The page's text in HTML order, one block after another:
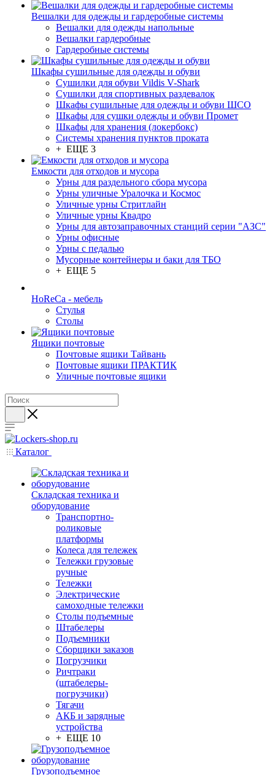
Вешалки для одежды и гардеробные системы
Вешалки для одежды напольные
Вешалки гардеробные
Гардеробные системы
Шкафы сушильные для одежды и обуви
Сушилки для обуви Vildis V-Shark
Сушилки для спортивных раздевалок
Шкафы сушильные для одежды и обуви ШСО
Шкафы для сушки одежды и обуви Промет
Шкафы для хранения (локербокс)
Системы хранения пунктов проката
+ ЕЩЕ 3
Емкости для отходов и мусора
Урны для раздельного сбора мусора
Урны уличные Уралочка и Космос
Уличные урны Стритлайн
Уличные урны Квадро
Урны для автозаправочных станций серии "АЗС"
Урны офисные
Урны с педалью
Мусорные контейнеры и баки для ТБО
+ ЕЩЕ 5
HoReCa - мебель
Стулья
Столы
Ящики почтовые
Почтовые ящики Тайвань
Почтовые ящики ПРАКТИК
Уличные почтовые ящики
Каталог
Складская техника и
оборудование
Транспортно-
роликовые
платформы
Колеса для тележек
Тележки грузовые
ручные
Тележки
Электрические
самоходные тележки
Столы подъемные
Штабелеры
Подъемники
Сборщики заказов
Погрузчики
Ричтраки
(штабелеры-
погрузчики)
Тягачи
АКБ и зарядные
устройства
+ ЕЩЕ 10
Грузоподъемное